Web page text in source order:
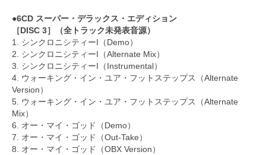
●6CD スーパー・デラックス・エディション
［DISC 3］（全トラック未発表音源）
1. シンクロニシティーI（Demo）
2. シンクロニシティーI（Alternate Mix）
3. シンクロニシティーI（Instrumental）
4. ウォーキング・イン・ユア・フットステップス（Alternate
Version）
5. ウォーキング・イン・ユア・フットステップス（Alternate
Mix）
6. オー・マイ・ゴッド（Demo）
7. オー・マイ・ゴッド（Out-Take）
8. オー・マイ・ゴッド（OBX Version）